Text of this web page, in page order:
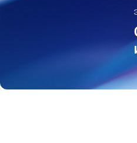
Аксессуары к
проигрывателям